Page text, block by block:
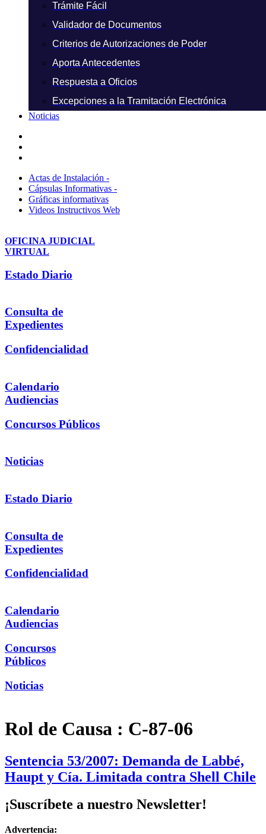
Trámite Fácil
Validador de Documentos
Criterios de Autorizaciones de Poder
Aporta Antecedentes
Respuesta a Oficios
Excepciones a la Tramitación Electrónica
Noticias
Actas de Instalación -
Cápsulas Informativas -
Gráficas informativas
Videos Instructivos Web
OFICINA JUDICIAL
VIRTUAL
Estado Diario
Consulta de
Expedientes
Confidencialidad
Calendario
Audiencias
Concursos Públicos
Noticias
Estado Diario
Consulta de
Expedientes
Confidencialidad
Calendario
Audiencias
Concursos
Públicos
Noticias
Rol de Causa : C-87-06
Sentencia 53/2007: Demanda de Labbé,
Haupt y Cía. Limitada contra Shell Chile
¡Suscríbete a nuestro Newsletter!
Advertencia: